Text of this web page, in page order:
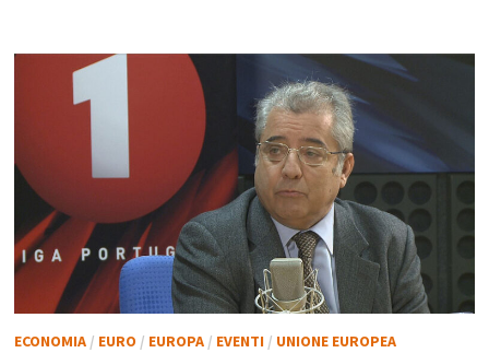
ECONOMIA/ EURO / EUROPA/ EVENTI / UNIONE EUROPEA